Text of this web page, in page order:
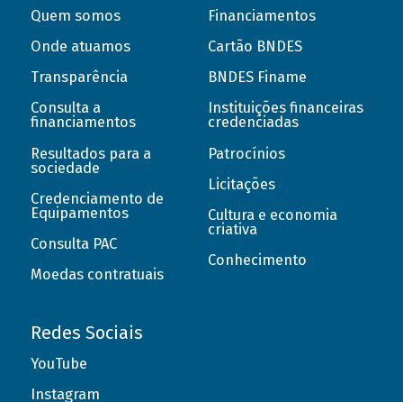
Quem somos
Onde atuamos
Transparência
Consulta a
financiamentos
Resultados para a
sociedade
Credenciamento de
Equipamentos
Consulta PAC
Moedas contratuais
Financiamentos
Cartão BNDES
BNDES Finame
Instituições financeiras
credenciadas
Patrocínios
Licitações
Cultura e economia
criativa
Conhecimento
Redes Sociais
YouTube
Instagram